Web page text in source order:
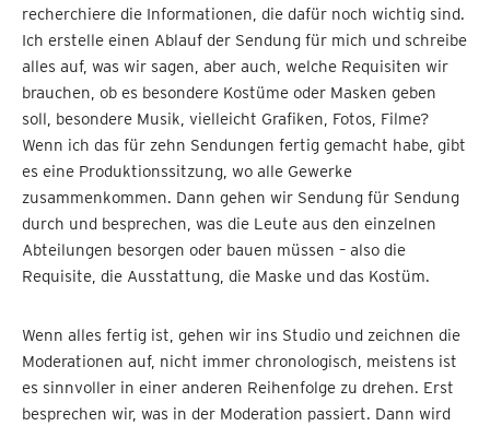
recherchiere die Informationen, die dafür noch wichtig sind.
Ich erstelle einen Ablauf der Sendung für mich und schreibe
alles auf, was wir sagen, aber auch, welche Requisiten wir
brauchen, ob es besondere Kostüme oder Masken geben
soll, besondere Musik, vielleicht Grafiken, Fotos, Filme?
Wenn ich das für zehn Sendungen fertig gemacht habe, gibt
es eine Produktionssitzung, wo alle Gewerke
zusammenkommen. Dann gehen wir Sendung für Sendung
durch und besprechen, was die Leute aus den einzelnen
Abteilungen besorgen oder bauen müssen – also die
Requisite, die Ausstattung, die Maske und das Kostüm.
Wenn alles fertig ist, gehen wir ins Studio und zeichnen die
Moderationen auf, nicht immer chronologisch, meistens ist
es sinnvoller in einer anderen Reihenfolge zu drehen. Erst
besprechen wir, was in der Moderation passiert. Dann wird